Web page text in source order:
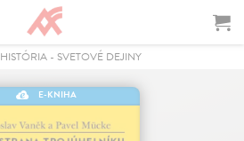
HISTÓRIA- SVETOVÉ DEJINY
E-KNIHA